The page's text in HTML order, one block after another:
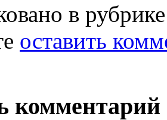
в
оставить
комментарий